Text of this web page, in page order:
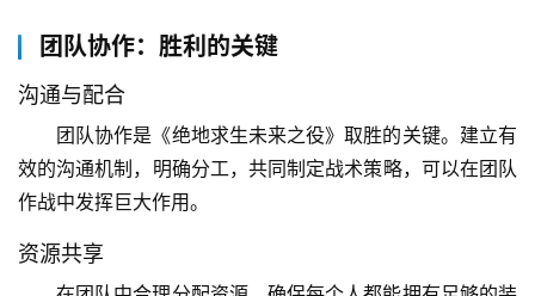
团队协作：胜利的关键
沟通与配合
团队协作是《绝地求生未来之役》取胜的关键。建立有
效的沟通机制，明确分工，共同制定战术策略，可以在团队
作战中发挥巨大作用。
资源共享